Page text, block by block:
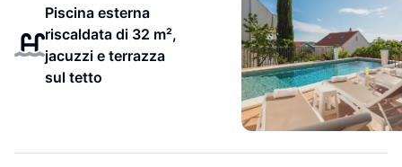
Piscina esterna
riscaldata di 32 m²,
jacuzzi e terrazza
sul tetto